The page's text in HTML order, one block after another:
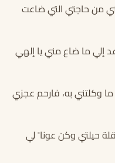
من حاجتي التي ضاعت
إلي ما ضاع مني يا إلهي
وكلتني به، فارحم عجزي
حيلتي وكن عونا ً لي